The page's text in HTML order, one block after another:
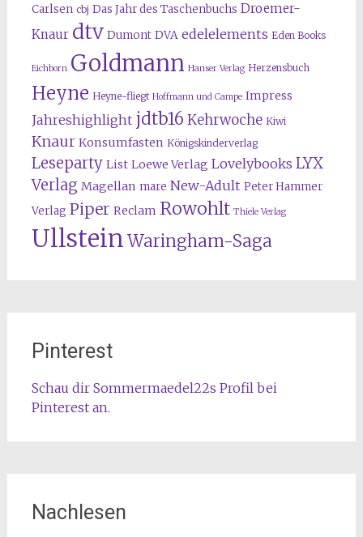
Carlsen cbj Das Jahr des Taschenbuchs Droemer-
Knaur dtv Dumont DVA edelelements Eden Books
Eichborn Goldmann Hanser Verlag Herzensbuch
Heyne Heyne-fliegt Hoffmann und Campe Impress
Jahreshighlight jdtb16 Kehrwoche Kiwi
Knaur Konsumfasten Königskinderverlag
Leseparty List Loewe Verlag Lovelybooks LYX
Verlag Magellan mare New-Adult Peter Hammer
Verlag Piper Reclam Rowohlt Thiele Verlag
UllsteinWaringham-Saga
Pinterest
Schau dir Sommermaedel22s Profil bei
Pinterest an.
Nachlesen